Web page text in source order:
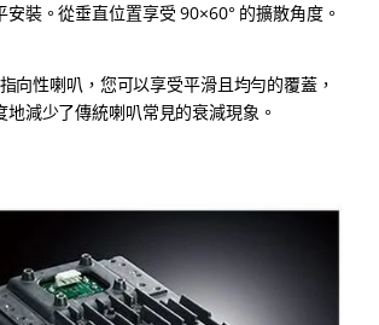
裝。從垂直位置享受 90×60° 的擴散角度。
向性喇叭，您可以享受平滑且均勻的覆蓋，
減少了傳統喇叭常見的衰減現象。